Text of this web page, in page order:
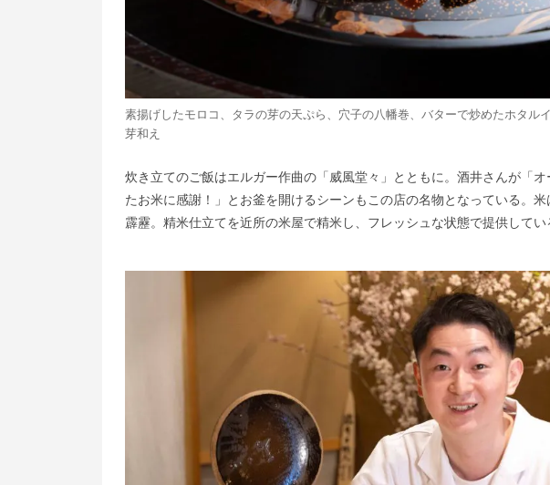
素揚げしたモロコ、タラの芽の天ぷら、穴子の八幡巻、バターで炒めたホタル
芽和え
炊き立てのご飯はエルガー作曲の「威風堂々」とともに。酒井さんが「
たお米に感謝！」とお釜を開けるシーンもこの店の名物となっている。
霹靂。精米仕立てを近所の米屋で精米し、フレッシュな状態で提供してい